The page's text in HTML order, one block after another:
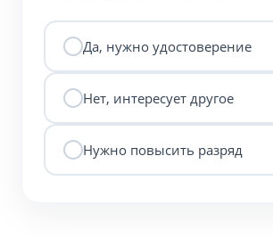
Да, нужно удостоверение
Нет, интересует другое
Нужно повысить разряд